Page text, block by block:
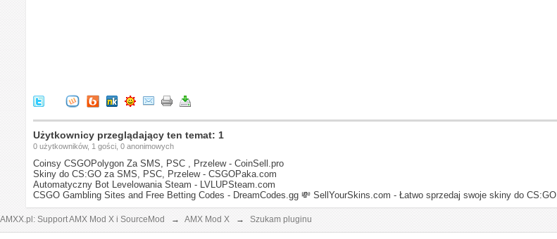
Użytkownicy przeglądający ten temat: 1
0 użytkowników, 1 gości, 0 anonimowych
Coinsy CSGOPolygon Za SMS, PSC , Przelew - CoinSell.pro
Skiny do CS:GO za SMS, PSC, Przelew - CSGOPaka.com
Automatyczny Bot Levelowania Steam - LVLUPSteam.com
CSGO Gambling Sites and Free Betting Codes - DreamCodes.gg 💸 SellYourSkins.com - Łatwo sprzedaj swoje skiny do CS:GO
AMXX.pl: Support AMX Mod X i SourceMod → AMX Mod X → Szukam pluginu